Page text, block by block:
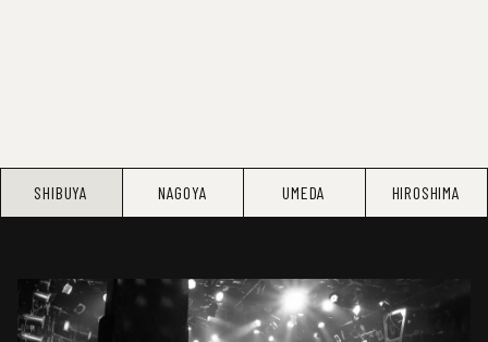
SHIBUYA NAGOYA UMEDA HIROSHIMA